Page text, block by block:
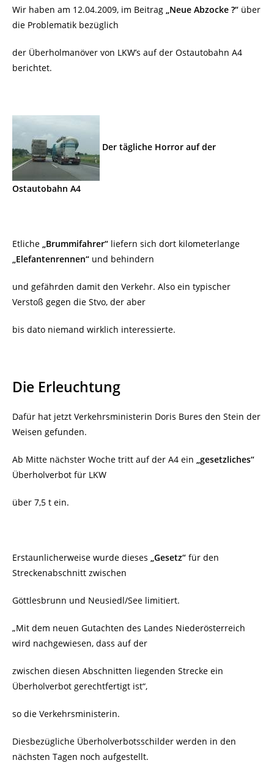
Wir haben am 12.04.2009, im Beitrag „Neue Abzocke ?“ über
die Problematik bezüglich
der Überholmanöver von LKW’s auf der Ostautobahn A4
berichtet.
Der tägliche Horror auf der
Ostautobahn A4
Etliche „Brummifahrer“ liefern sich dort kilometerlange
„Elefantenrennen“ und behindern
und gefährden damit den Verkehr. Also ein typischer
Verstoß gegen die Stvo, der aber
bis dato niemand wirklich interessierte.
Die Erleuchtung
Dafür hat jetzt Verkehrsministerin Doris Bures den Stein der
Weisen gefunden.
Ab Mitte nächster Woche tritt auf der A4 ein „gesetzliches“
Überholverbot für LKW
über 7,5 t ein.
Erstaunlicherweise wurde dieses „Gesetz“ für den
Streckenabschnitt zwischen
Göttlesbrunn und Neusiedl/See limitiert.
„Mit dem neuen Gutachten des Landes Niederösterreich
wird nachgewiesen, dass auf der
zwischen diesen Abschnitten liegenden Strecke ein
Überholverbot gerechtfertigt ist“,
so die Verkehrsministerin.
Diesbezügliche Überholverbotsschilder werden in den
nächsten Tagen noch aufgestellt.